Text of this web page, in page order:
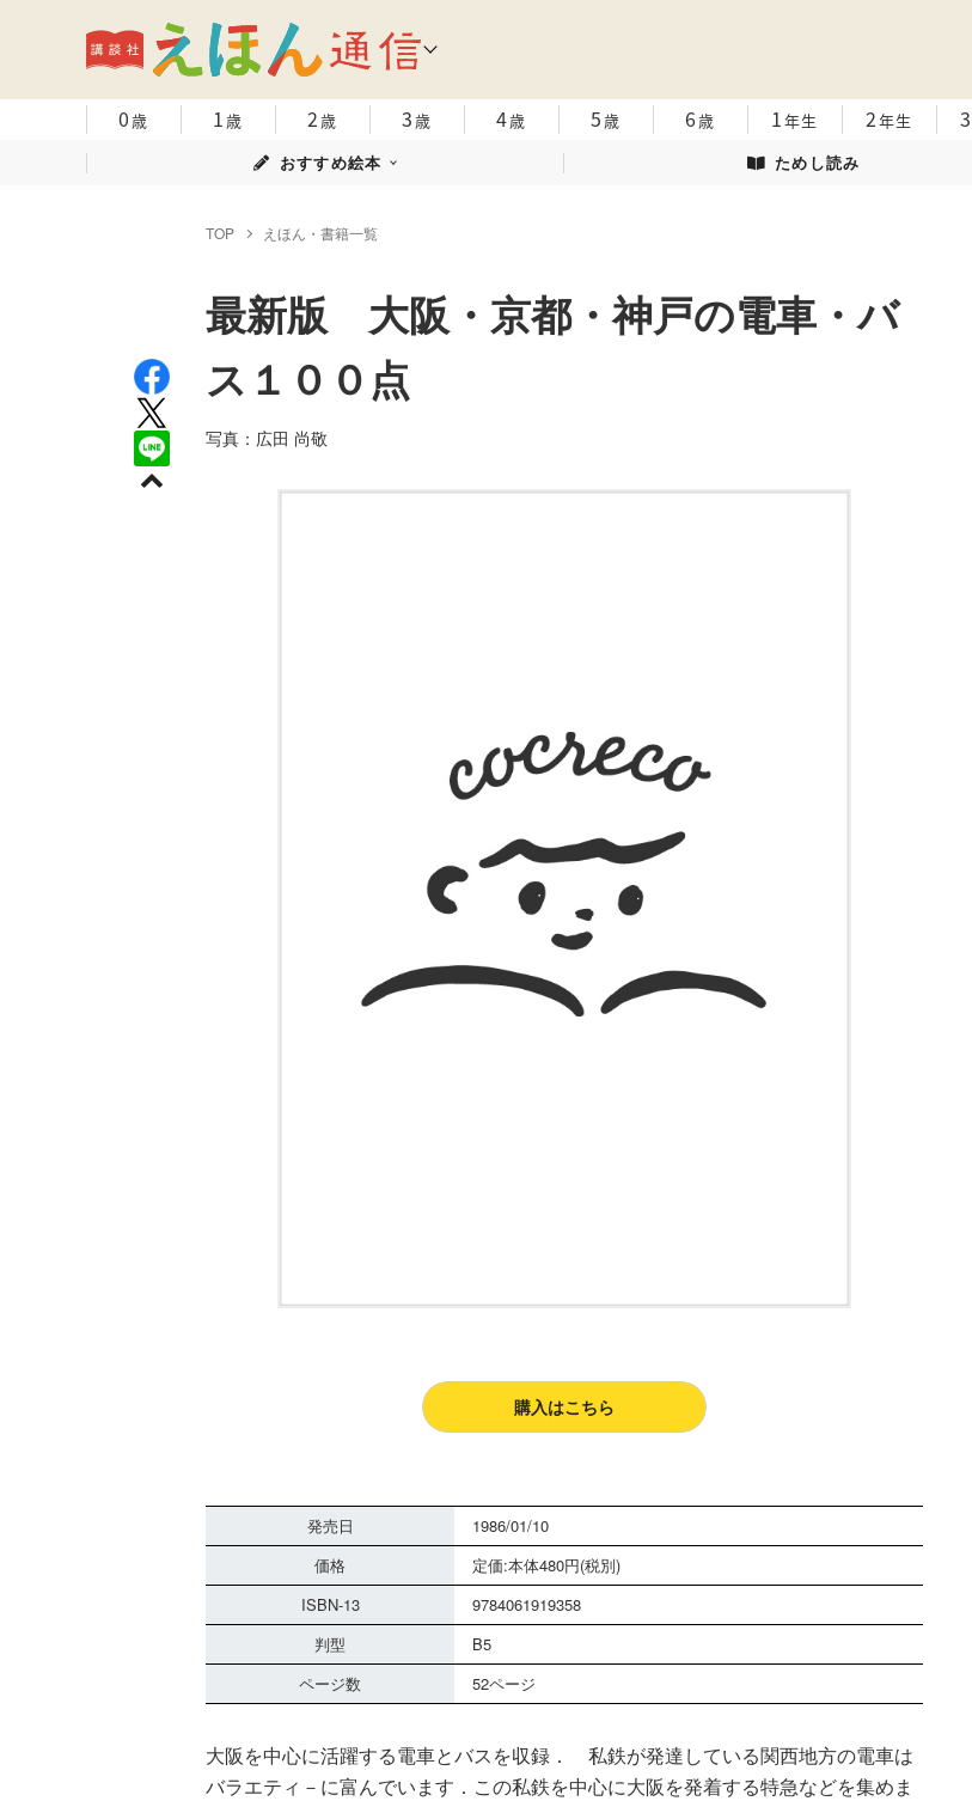
0歳 1歳 2歳 3歳 4歳 5歳 6歳 1年生 2年生 3
おすすめ絵本
ためし読み
TOP えほん・書籍一覧
最新版 大阪・京都・神戸の電車・バ
ス１００点
写真：広田 尚敬
購入はこちら
発売日
1986/01/10
価格
定価:本体480円(税別)
ISBN-13
9784061919358
判型
B5
ページ数
52ページ
大阪を中心に活躍する電車とバスを収録． 私鉄が発達している関西地方の電車は
バラエティ－に富んでいます．この私鉄を中心に大阪を発着する特急などを集めま